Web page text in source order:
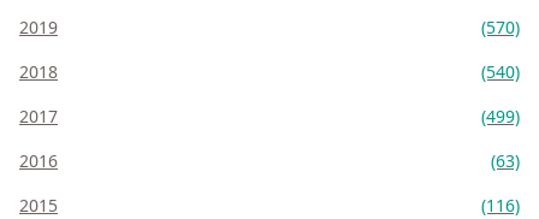
2019
(570)
2018
(540)
2017
(499)
2016
(63)
2015
(116)